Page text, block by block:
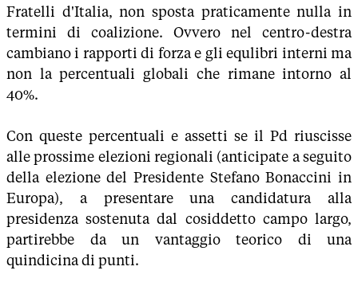
Fratelli d'Italia, non sposta praticamente nulla in
termini di coalizione. Ovvero nel centro-destra
cambiano i rapporti di forza e gli equlibri interni ma
non la percentuali globali che rimane intorno al
40%.
Con queste percentuali e assetti se il Pd riuscisse
alle prossime elezioni regionali (anticipate a seguito
della elezione del Presidente Stefano Bonaccini in
Europa), a presentare una candidatura alla
presidenza sostenuta dal cosiddetto campo largo,
partirebbe da un vantaggio teorico di una
quindicina di punti.